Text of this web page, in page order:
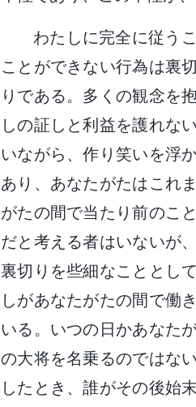
わたしに完全に従う
ことができない行為は裏
りである。多くの観念を
しの証しと利益を護れな
いながら、作り笑いを浮
あり、あなたがたはこれ
がたの間で当たり前のこ
だと考える者はいないが
裏切りを些細なこととし
しがあなたがたの間で働
いる。いつの日かあなた
の大将を名乗るのではな
したとき、誰がその後始